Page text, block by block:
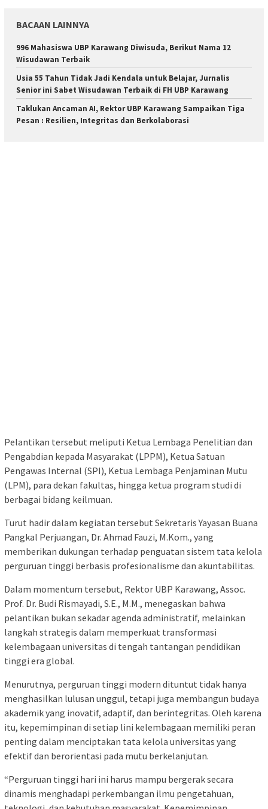
BACAAN LAINNYA
996 Mahasiswa UBP Karawang Diwisuda, Berikut Nama 12
Wisudawan Terbaik
Usia 55 Tahun Tidak Jadi Kendala untuk Belajar, Jurnalis
Senior ini Sabet Wisudawan Terbaik di FH UBP Karawang
Taklukan Ancaman AI, Rektor UBP Karawang Sampaikan Tiga
Pesan : Resilien, Integritas dan Berkolaborasi
Pelantikan tersebut meliputi Ketua Lembaga Penelitian dan
Pengabdian kepada Masyarakat (LPPM), Ketua Satuan
Pengawas Internal (SPI), Ketua Lembaga Penjaminan Mutu
(LPM), para dekan fakultas, hingga ketua program studi di
berbagai bidang keilmuan.
Turut hadir dalam kegiatan tersebut Sekretaris Yayasan Buana
Pangkal Perjuangan, Dr. Ahmad Fauzi, M.Kom., yang
memberikan dukungan terhadap penguatan sistem tata kelola
perguruan tinggi berbasis profesionalisme dan akuntabilitas.
Dalam momentum tersebut, Rektor UBP Karawang, Assoc.
Prof. Dr. Budi Rismayadi, S.E., M.M., menegaskan bahwa
pelantikan bukan sekadar agenda administratif, melainkan
langkah strategis dalam memperkuat transformasi
kelembagaan universitas di tengah tantangan pendidikan
tinggi era global.
Menurutnya, perguruan tinggi modern dituntut tidak hanya
menghasilkan lulusan unggul, tetapi juga membangun budaya
akademik yang inovatif, adaptif, dan berintegritas. Oleh karena
itu, kepemimpinan di setiap lini kelembagaan memiliki peran
penting dalam menciptakan tata kelola universitas yang
efektif dan berorientasi pada mutu berkelanjutan.
“Perguruan tinggi hari ini harus mampu bergerak secara
dinamis menghadapi perkembangan ilmu pengetahuan,